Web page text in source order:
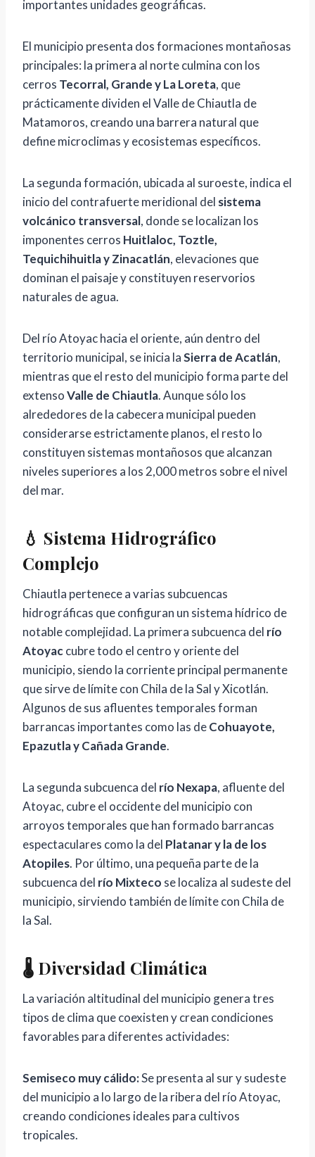
importantes unidades geográficas.
El municipio presenta dos formaciones montañosas
principales: la primera al norte culmina con los
cerros Tecorral, Grande y La Loreta, que
prácticamente dividen el Valle de Chiautla de
Matamoros, creando una barrera natural que
define microclimas y ecosistemas específicos.
La segunda formación, ubicada al suroeste, indica el
inicio del contrafuerte meridional del sistema
volcánico transversal, donde se localizan los
imponentes cerros Huitlaloc, Toztle,
Tequichihuitla y Zinacatlán, elevaciones que
dominan el paisaje y constituyen reservorios
naturales de agua.
Del río Atoyac hacia el oriente, aún dentro del
territorio municipal, se inicia laSierra de Acatlán,
mientras que el resto del municipio forma parte del
extensoValle de Chiautla. Aunque sólo los
alrededores de la cabecera municipal pueden
considerarse estrictamente planos, el resto lo
constituyen sistemas montañosos que alcanzan
niveles superiores a los 2,000 metros sobre el nivel
del mar.
💧 Sistema Hidrográfico
Complejo
Chiautla pertenece a varias subcuencas
hidrográficas que configuran un sistema hídrico de
notable complejidad. La primera subcuenca del río
Atoyaccubre todo el centro y oriente del
municipio, siendo la corriente principal permanente
que sirve de límite con Chila de la Sal y Xicotlán.
Algunos de sus afluentes temporales forman
barrancas importantes como las deCohuayote,
Epazutla y Cañada Grande.
La segunda subcuenca del río Nexapa, afluente del
Atoyac, cubre el occidente del municipio con
arroyos temporales que han formado barrancas
espectaculares como la del Platanar y la de los
Atopiles. Por último, una pequeña parte de la
subcuenca del río Mixteco se localiza al sudeste del
municipio, sirviendo también de límite con Chila de
la Sal.
🌡️ Diversidad Climática
La variación altitudinal del municipio genera tres
tipos de clima que coexisten y crean condiciones
favorables para diferentes actividades:
Semiseco muy cálido:Se presenta al sur y sudeste
del municipio a lo largo de la ribera del río Atoyac,
creando condiciones ideales para cultivos
tropicales.